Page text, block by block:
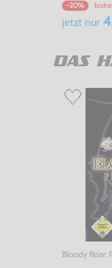
-20%
jetzt nur
DAS
Bloody Roar: